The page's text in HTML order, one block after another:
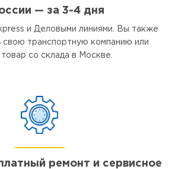
— за 3-4 дня
и Деловыми линиями. Вы также
транспортную компанию или
товар со склада в Москве.
ремонт и сервисное